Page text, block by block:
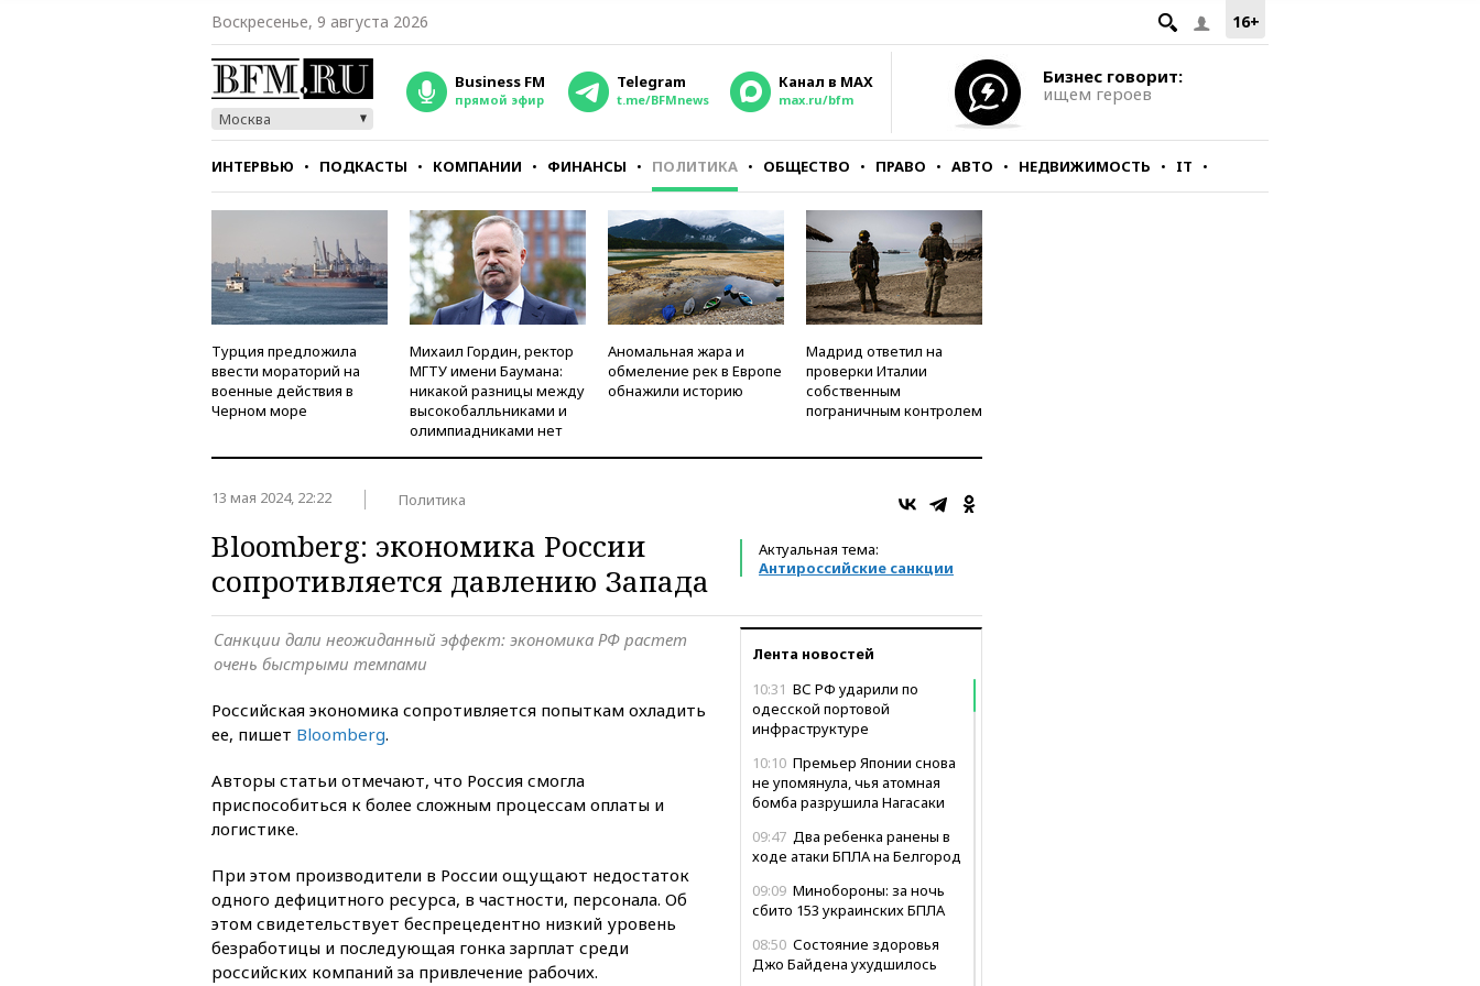
16+
Воскресенье, 9 августа 2026
Москва
Business FM
прямой эфир
Telegram
t.me/BFMnews
Канал в MAX
max.ru/bfm
Бизнес говорит:
ищем героев
ИНТЕРВЬЮ ПОДКАСТЫ КОМПАНИИ ФИНАНСЫ ПОЛИТИКА ОБЩЕСТВО ПРАВО АВТО НЕДВИЖИМОСТЬ IT
СТИЛЬ ТЕСТЫ
Турция предложила
ввести мораторий на
военные действия в
Черном море
Михаил Гордин, ректор
МГТУ имени Баумана:
никакой разницы между
высокобалльниками и
олимпиадниками нет
Аномальная жара и
обмеление рек в Европе
обнажили историю
Мадрид ответил на
проверки Италии
собственным
пограничным контролем
13 мая 2024, 22:22 Политика
Актуальная тема:
Антироссийские санкции
Bloomberg: экономика России
сопротивляется давлению Запада
Лента новостей
10:31 ВС РФ ударили по
одесской портовой
инфраструктуре
10:10 Премьер Японии снова
не упомянула, чья атомная
бомба разрушила Нагасаки
09:47 Два ребенка ранены в
ходе атаки БПЛА на Белгород
09:09 Минобороны: за ночь
сбито 153 украинских БПЛА
08:50 Состояние здоровья
Джо Байдена ухудшилось
Санкции дали неожиданный эффект: экономика РФ растет
очень быстрыми темпами
Российская экономика сопротивляется попыткам охладить
ее, пишет Вloomberg.
Авторы статьи отмечают, что Россия смогла
приспособиться к более сложным процессам оплаты и
логистике.
При этом производители в России ощущают недостаток
одного дефицитного ресурса, в частности, персонала. Об
этом свидетельствует беспрецедентно низкий уровень
безработицы и последующая гонка зарплат среди
российских компаний за привлечение рабочих.